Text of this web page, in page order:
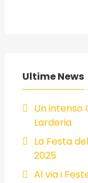
Ultime News
Un intenso
Larderia
La Festa
2025
Al via i